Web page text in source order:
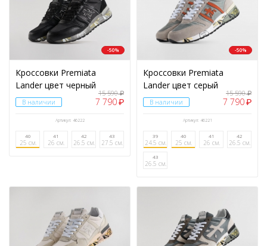
-50%
Кроссовки Premiata
Lander цвет черный
В наличии
15 590₽
7 790₽
Артикул: 46222
40
25 см.
41
26 см.
42
26.5 см.
43
27.5 см.
-50%
Кроссовки Premiata
Lander цвет серый
В наличии
15 590₽
7 790₽
Артикул: 46221
39
24.5 см.
40
25 см.
41
26 см.
42
26.5 см.
43
26.5 см.